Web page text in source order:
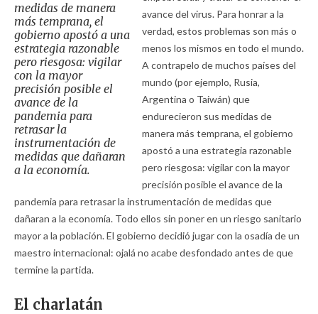
medidas de manera
más temprana, el
gobierno apostó a una
estrategia razonable
pero riesgosa: vigilar
con la mayor
precisión posible el
avance de la
pandemia para
retrasar la
instrumentación de
medidas que dañaran
a la economía.
avance del virus. Para honrar a la
verdad, estos problemas son más o
menos los mismos en todo el mundo.
A contrapelo de muchos países del
mundo (por ejemplo, Rusia,
Argentina o Taiwán) que
endurecieron sus medidas de
manera más temprana, el gobierno
apostó a una estrategia razonable
pero riesgosa: vigilar con la mayor
precisión posible el avance de la
pandemia para retrasar la instrumentación de medidas que
dañaran a la economía. Todo ellos sin poner en un riesgo sanitario
mayor a la población. El gobierno decidió jugar con la osadía de un
maestro internacional: ojalá no acabe desfondado antes de que
termine la partida.
El charlatán